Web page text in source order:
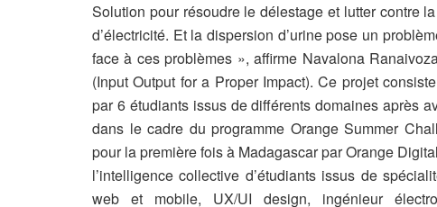
Solution pour résoudre le délestage et lutter contre
d’électricité. Et la dispersion d’urine pose un
face à ces problèmes », affirme Navalona
(Input Output for a Proper Impact). Ce projet
par 6 étudiants issus de différents domaines après
dans le cadre du programme Orange Summer
pour la première fois à Madagascar par Orange
l’intelligence collective d’étudiants issus de
web et mobile, UX/UI design, ingénieur